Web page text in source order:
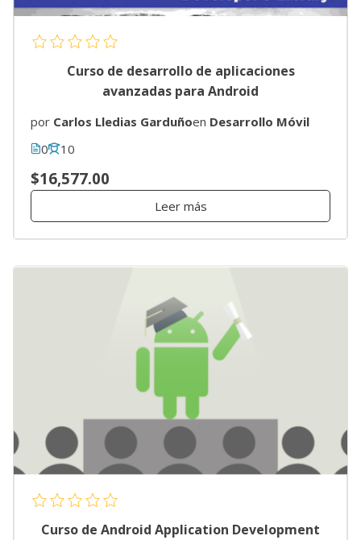
Curso de desarrollo de aplicaciones
avanzadas para Android
por Carlos Lledias Garduñoen Desarrollo Móvil
0
10
$16,577.00
Leer más
Curso de Android Application Development